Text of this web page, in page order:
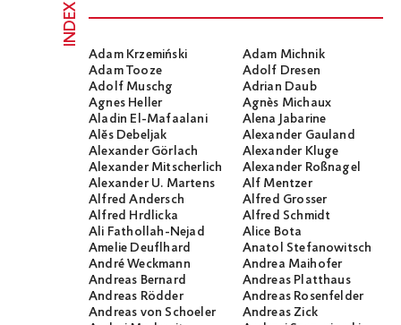
INDEX
Adam Krzemiński
Adam Michnik
Adam Tooze
Adolf Dresen
Adolf Muschg
Adrian Daub
Agnes Heller
Agnès Michaux
Aladin El-Mafaalani
Alena Jabarine
Alĕs Debeljak
Alexander Gauland
Alexander Görlach
Alexander Kluge
Alexander Mitscherlich
Alexander Roßnagel
Alexander U. Martens
Alf Mentzer
Alfred Andersch
Alfred Grosser
Alfred Hrdlicka
Alfred Schmidt
Ali Fathollah-Nejad
Alice Bota
Amelie Deuflhard
Anatol Stefanowitsch
André Weckmann
Andrea Maihofer
Andreas Bernard
Andreas Platthaus
Andreas Rödder
Andreas Rosenfelder
Andreas von Schoeler
Andreas Zick